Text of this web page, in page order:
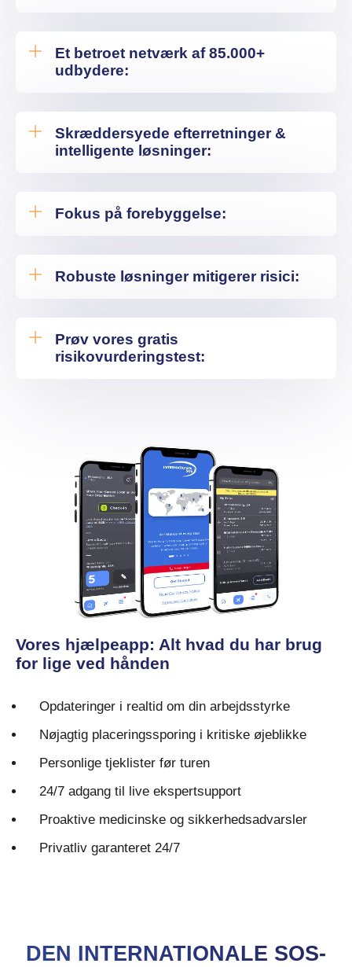
Et betroet netværk af 85.000+
udbydere:
Skræddersyede efterretninger &
intelligente løsninger:
Fokus på forebyggelse:
Robuste løsninger mitigerer risici:
Prøv vores gratis
risikovurderingstest:
Vores hjælpeapp: Alt hvad du har brug
for lige ved hånden
Opdateringer i realtid om din arbejdsstyrke
Nøjagtig placeringssporing i kritiske øjeblikke
Personlige tjeklister før turen
24/7 adgang til live ekspertsupport
Proaktive medicinske og sikkerhedsadvarsler
Privatliv garanteret 24/7
DEN INTERNATIONALE SOS-